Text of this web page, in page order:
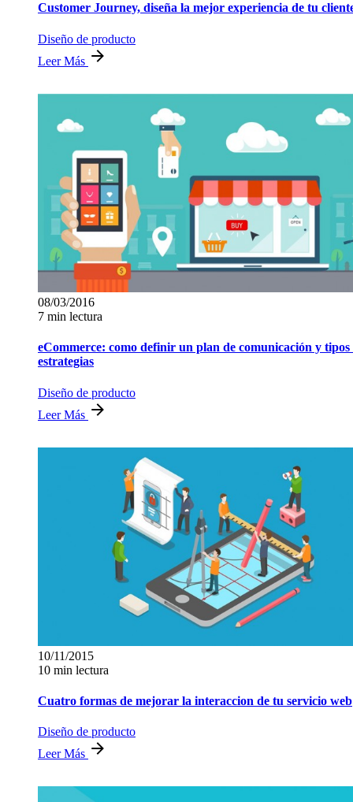
Customer Journey, diseña la mejor experiencia de tu
Diseño de producto
Leer Más
08/03/2016
7 min lectura
eCommerce: como definir un plan de comunicación y tipos
estrategias
Diseño de producto
Leer Más
10/11/2015
10 min lectura
Cuatro formas de mejorar la interaccion de tu servicio web
Diseño de producto
Leer Más